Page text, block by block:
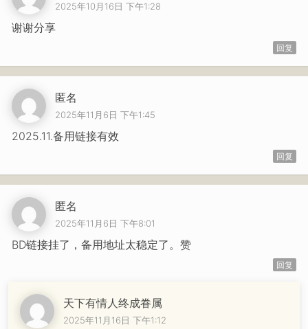
2025年10月16日 下午1:28
谢谢分享
回复
匿名
2025年11月6日 下午1:45
2025.11.备用链接有效
回复
匿名
2025年11月6日 下午8:01
BD链接挂了，备用地址太稳定了。赞
回复
天下有情人终成眷属
2025年11月16日 下午1:12